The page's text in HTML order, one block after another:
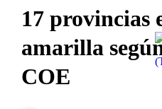
17 provincias
amarilla
COE